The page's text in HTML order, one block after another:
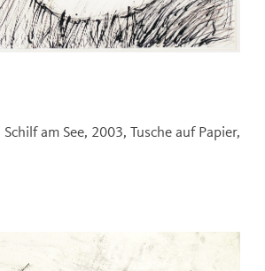
am See, 2003, Tusche auf Papier,